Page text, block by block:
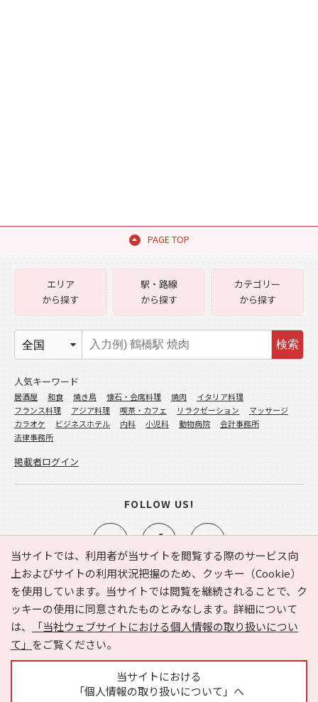
PAGE TOP
当サイトでは、利用者が当サイトを閲覧する際のサービス向
上およびサイトの利用状況把握のため、クッキー（Cookie）
を使用しています。当サイトでは閲覧を継続されることで、ク
ッキーの使用に同意されたものとみなします。詳細について
は、
「当社ウェブサイトにおける個人情報の取り扱いについ
て」 をご覧ください。
当サイトにおける
「個人情報の取り扱いについて」へ
e-NAVITA（イーナビタ）とは？ お気に入り
ヘルプ
利用規約
個人情報の取り扱いについて
運営会社
サイトマップ
広告掲載に関するお問い合わせ
エリア
から探す
駅・路線
から探す
カテゴリー
から探す
検索
人気キーワード
居酒屋 和食 焼き鳥 懐石・会席料理 焼肉
イタリア料理
フランス料理
アジア料理 喫茶・カフェ リラクゼーション
マッサージ
カラオケ
ビジネスホテル 内科 小児科 動物病院
会計事務所
法律事務所
掲載者ログイン
FOLLOW US!